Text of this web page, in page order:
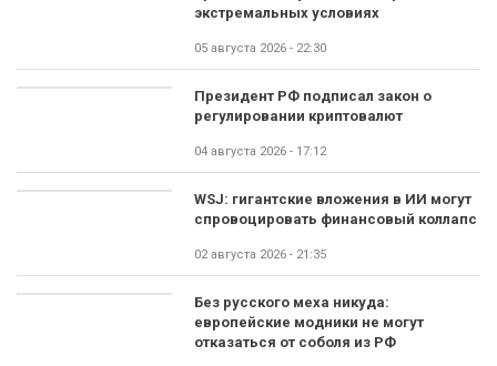
экстремальных условиях
05 августа 2026 - 22:30
Президент РФ подписал закон о
регулировании криптовалют
04 августа 2026 - 17:12
WSJ: гигантские вложения в ИИ могут
спровоцировать финансовый коллапс
02 августа 2026 - 21:35
Без русского меха никуда:
европейские модники не могут
отказаться от соболя из РФ